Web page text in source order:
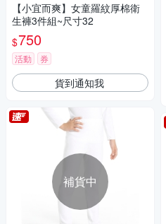
【小宜而爽】女童羅紋厚棉衛
生褲3件組~尺寸32
$750
活動 券
貨到通知我
補貨中